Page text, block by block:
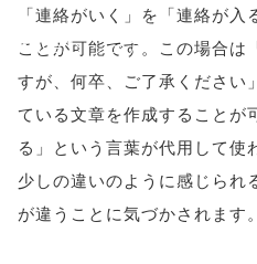
false;"> シェア
「連絡がいく」を「連絡が
ことが可能です。この場合は
すが、何卒、ご了承ください
ている文章を作成することが
る」という言葉が代用して使
少しの違いのように感じられ
が違うことに気づかされます。